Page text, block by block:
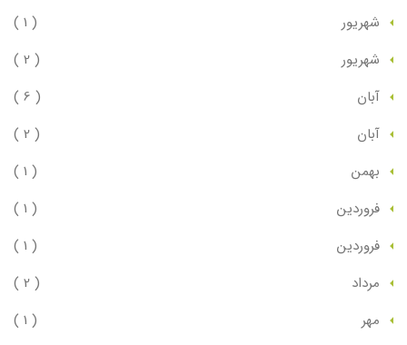
شهريور
( 1 )
شهريور
( 2 )
آبان
( 6 )
آبان
( 2 )
بهمن
( 1 )
فروردين
( 1 )
فروردين
( 1 )
مرداد
( 2 )
مهر
( 1 )